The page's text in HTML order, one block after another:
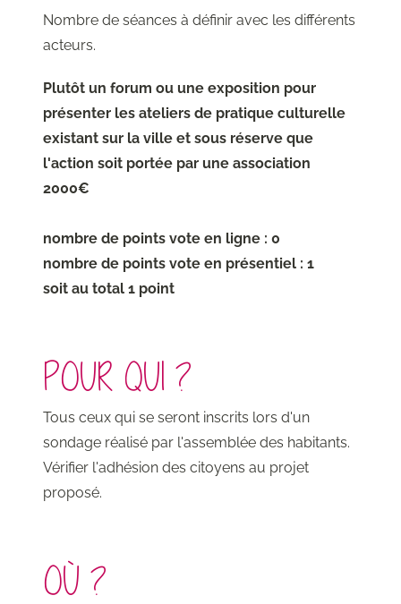
Nombre de séances à définir avec les différents
acteurs.
Plutôt un forum ou une exposition pour
présenter les ateliers de pratique culturelle
existant sur la ville et sous réserve que
l'action soit portée par une association
2000€
nombre de points vote en ligne : 0
nombre de points vote en présentiel : 1
soit au total 1 point
POUR QUI ?
Tous ceux qui se seront inscrits lors d'un
sondage réalisé par l'assemblée des habitants.
Vérifier l'adhésion des citoyens au projet
proposé.
OÙ ?